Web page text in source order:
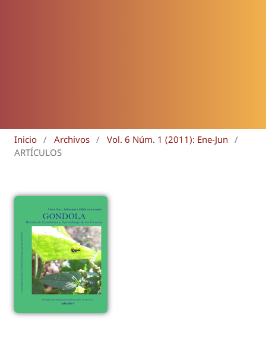
Inicio / Archivos / Vol. 6 Núm. 1 (2011): Ene-Jun
/
ARTÍCULOS